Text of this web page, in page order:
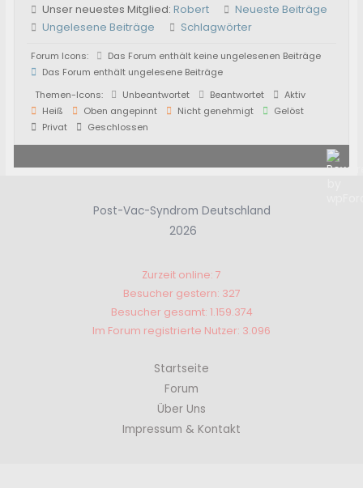
Unser neuestes Mitglied: Robert
Neueste Beiträge
Ungelesene Beiträge
Schlagwörter
Forum Icons:
Das Forum enthält keine ungelesenen Beiträge
Das Forum enthält ungelesene Beiträge
Themen-Icons:
Unbeantwortet Beantwortet
Aktiv
Heiß
Oben angepinnt Nicht genehmigt
Gelöst
Privat
Geschlossen
Post-Vac-Syndrom Deutschland
2026
Zurzeit online: 7
Besucher gestern: 327
Besucher gesamt: 1.159.374
Im Forum registrierte Nutzer: 3.096
Startseite
Forum
Über Uns
Impressum & Kontakt